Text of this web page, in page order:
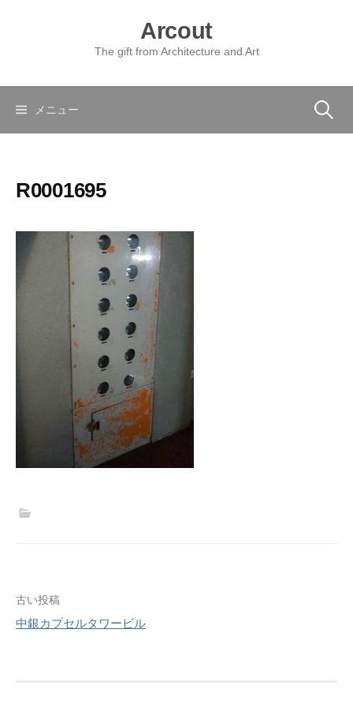
ツ
Arcout
The gift from Architecture and Art
メニュー 検
R0001695
投
稿
古い投稿
中銀カプセルタワービル